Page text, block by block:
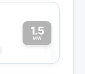
1.5
MW1